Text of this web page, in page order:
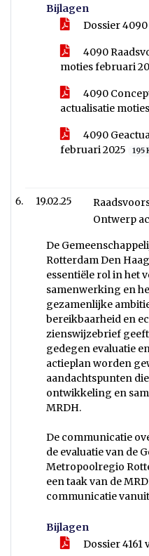
Bijlagen
Dossier
4090
moties februari
4090
actualisatie
4090
februari 2025
195
19.02.25
Ontwerp
De
Rotterdam Den
essentiële rol in het
samenwerking en
gezamenlijke
bereikbaarheid en
zienswijzebrief
gedegen evaluatie
actieplan worden
aandachtspunten
ontwikkeling en
MRDH.
De communicatie
de evaluatie van de
Metropoolregio
een taak van de
communicatie
Bijlagen
Dossier